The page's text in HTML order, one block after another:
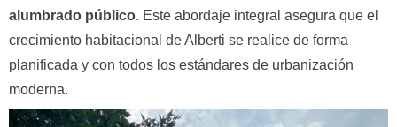
alumbrado público. Este abordaje integral asegura que el
crecimiento habitacional de Alberti se realice de forma
planificada y con todos los estándares de urbanización
moderna.